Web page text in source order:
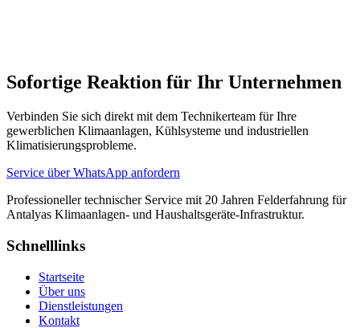
Sofortige Reaktion für Ihr Unternehmen
Verbinden Sie sich direkt mit dem Technikerteam für Ihre
gewerblichen Klimaanlagen, Kühlsysteme und industriellen
Klimatisierungsprobleme.
Service über WhatsApp anfordern
Professioneller technischer Service mit 20 Jahren Felderfahrung für
Antalyas Klimaanlagen- und Haushaltsgeräte-Infrastruktur.
Schnelllinks
Startseite
Über uns
Dienstleistungen
Kontakt